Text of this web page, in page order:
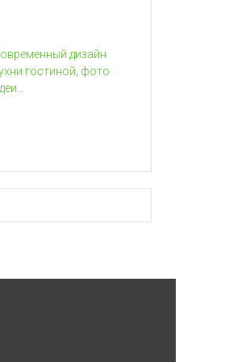
дизайн
гостиной, фото